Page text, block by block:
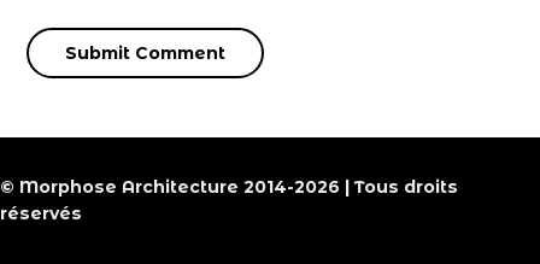
© Morphose Architecture 2014-2026 | Tous droits
réservés